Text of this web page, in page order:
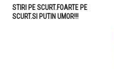
STIRI PE SCURT.FOARTE PE
SCURT.SI PUTIN UMOR!!!